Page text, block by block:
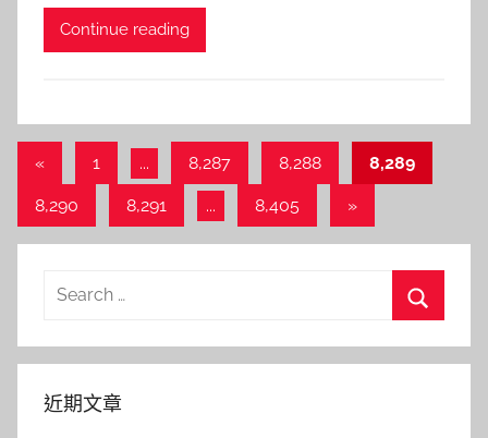
Continue reading
文
章
分
«Previous
1 ... 8,287 8,288 8,289
8,290 8,291 ... 8,405
Next
»
Search
近期文章